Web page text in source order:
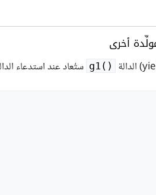
أخرى
g1()